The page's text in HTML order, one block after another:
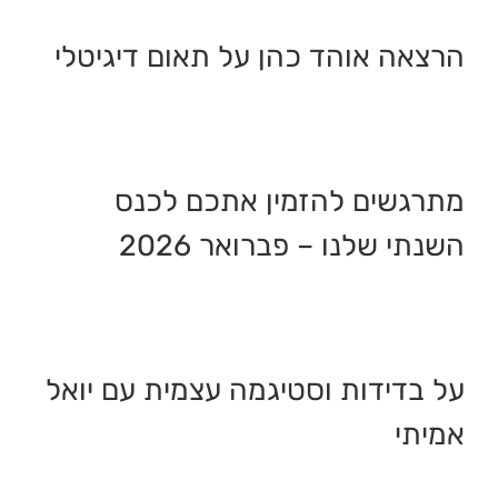
הרצאה אוהד כהן על תאום דיגיטלי
מתרגשים להזמין אתכם לכנס
השנתי שלנו – פברואר 2026
על בדידות וסטיגמה עצמית עם יואל
אמיתי